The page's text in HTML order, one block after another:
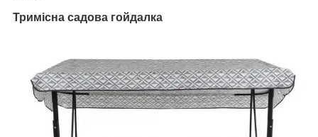
Тримісна садова гойдалка